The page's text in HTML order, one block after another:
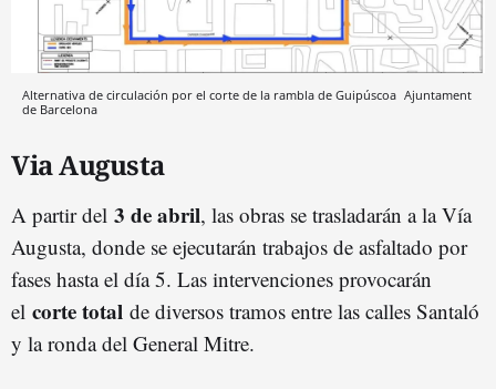
Alternativa de circulación por el corte de la rambla de Guipúscoa Ajuntament
de Barcelona
Via Augusta
A partir del 3 de abril, las obras se trasladarán a la Vía
Augusta, donde se ejecutarán trabajos de asfaltado por
fases hasta el día 5. Las intervenciones provocarán
el corte total de diversos tramos entre las calles Santaló
y la ronda del General Mitre.